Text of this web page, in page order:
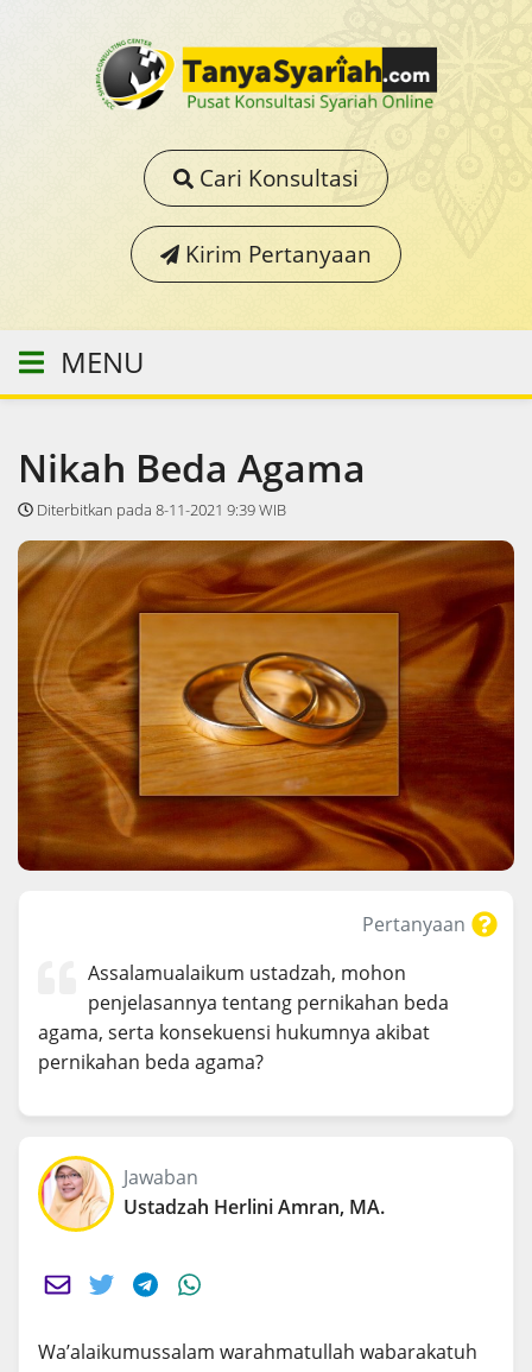
Cari Konsultasi
Kirim Pertanyaan
MENU
Nikah Beda Agama
Diterbitkan pada 8-11-2021 9:39 WIB
Pertanyaan
Assalamualaikum ustadzah, mohon
penjelasannya tentang pernikahan beda
agama, serta konsekuensi hukumnya akibat
pernikahan beda agama?
Jawaban
Ustadzah Herlini Amran, MA.
Wa’alaikumussalam warahmatullah wabarakatuh